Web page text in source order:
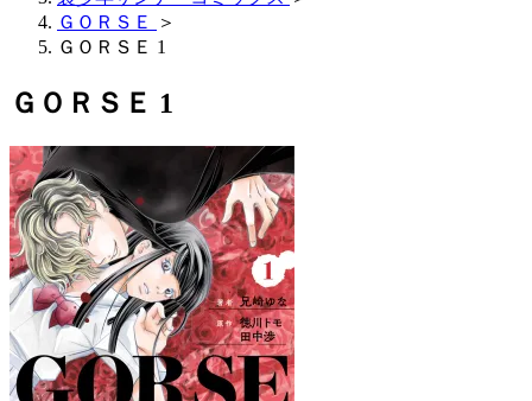
ＧＯＲＳＥ
＞
ＧＯＲＳＥ 1
ＧＯＲＳＥ 1